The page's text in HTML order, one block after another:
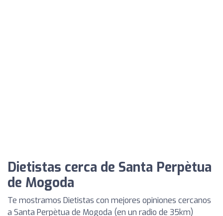
Dietistas cerca de Santa Perpètua
de Mogoda
Te mostramos Dietistas con mejores opiniones cercanos
a Santa Perpètua de Mogoda (en un radio de 35km)